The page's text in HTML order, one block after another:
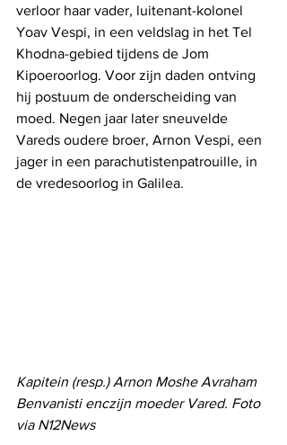
verloor haar vader, luitenant-kolonel
Yoav Vespi, in een veldslag in het Tel
Khodna-gebied tijdens de Jom
Kipoeroorlog. Voor zijn daden ontving
hij postuum de onderscheiding van
moed. Negen jaar later sneuvelde
Vareds oudere broer, Arnon Vespi, een
jager in een parachutistenpatrouille, in
de vredesoorlog in Galilea.
Kapitein (resp.) Arnon Moshe Avraham
Benvanisti enczijn moeder Vared. Foto
via N12News